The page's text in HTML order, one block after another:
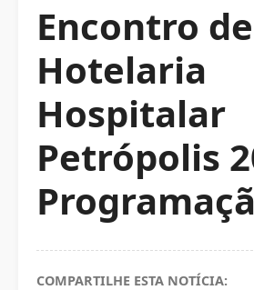
Encontro de
Hotelaria
Hospitalar
Petrópolis
COMPARTILHE ESTA NOTÍCIA: